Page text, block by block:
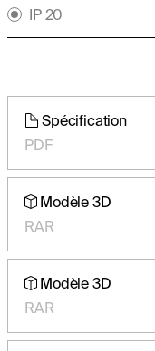
IP 20
Spécification
PDF
Modèle 3D
RAR
Modèle 3D
RAR